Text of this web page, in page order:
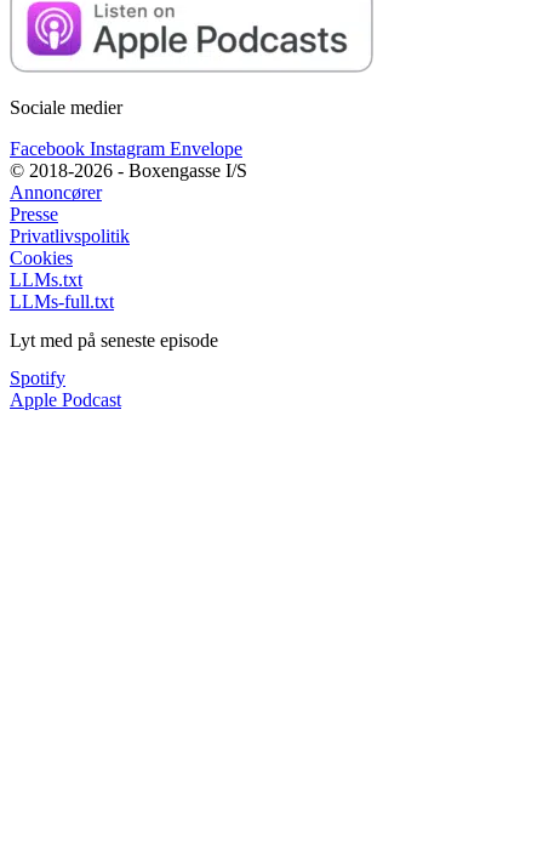
Sociale medier
Facebook Instagram Envelope
© 2018-2026 - Boxengasse I/S
Annoncører
Presse
Privatlivspolitik
Cookies
LLMs.txt
LLMs-full.txt
Lyt med på seneste episode
Spotify
Apple Podcast